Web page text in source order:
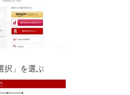
択」を選ぶ